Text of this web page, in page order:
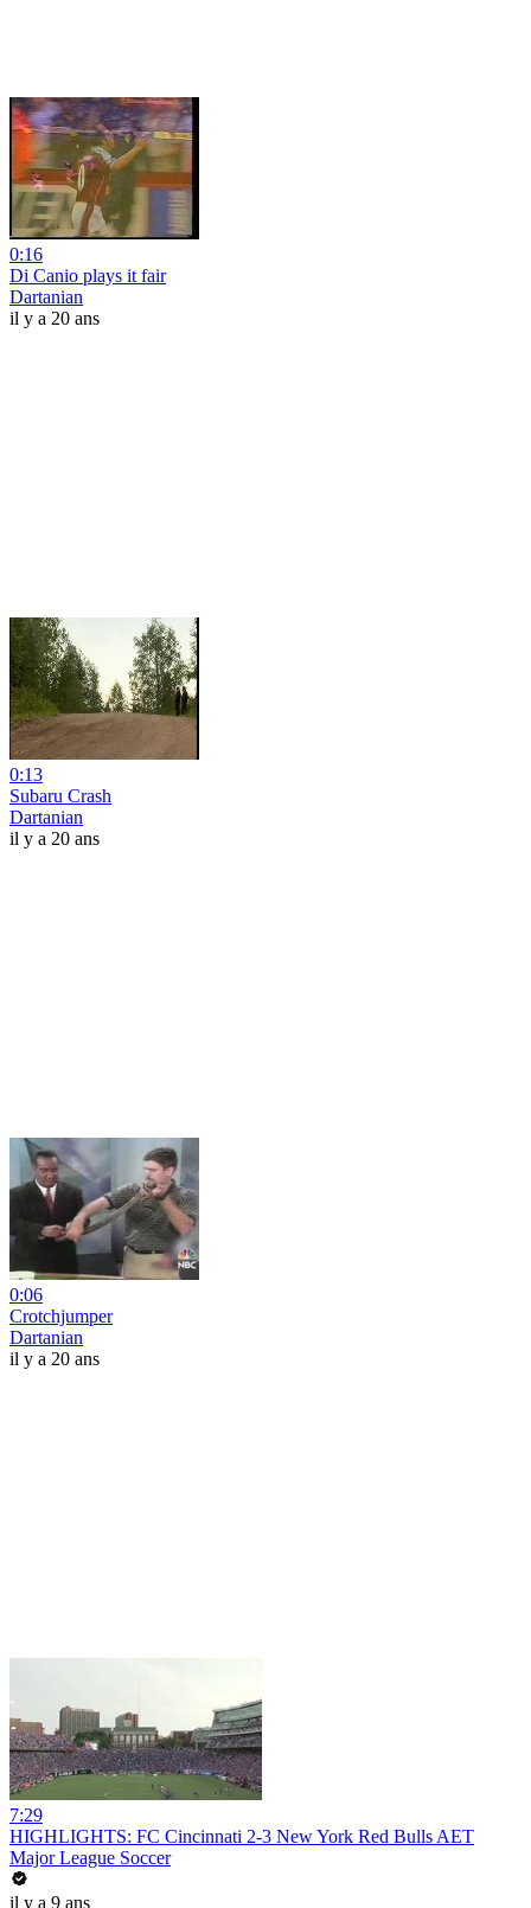
0:16
Di Canio plays it fair
Dartanian
il y a 20 ans
0:13
Subaru Crash
Dartanian
il y a 20 ans
0:06
Crotchjumper
Dartanian
il y a 20 ans
7:29
HIGHLIGHTS: FC Cincinnati 2-3 New York Red Bulls AET
Major League Soccer
il y a 9 ans